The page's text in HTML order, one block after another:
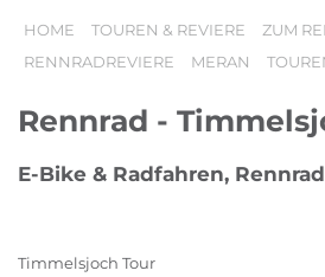
HOME TOUREN & REVIERE
ZUM
RENNRADREVIERE
MERAN
Rennrad -
E-Bike & Radfahren, Rennrad
Timmelsjoch Tour